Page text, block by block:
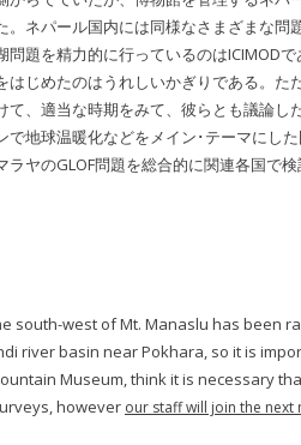
。ネパール国内には同様なさまざまな
問題を精力的に行っているのはICIMOD
じめたのはうれしいかぎりである。
て、適当な時期をみて、彼らとも議論
で地球温暖化などをメイン･テーマにし
ヤのGLOF問題を総合的に関連各国で
west of Mt. Manaslu has been
river basin near Pokhara, so it is
Museum, think it is necessary
however our staff will join the